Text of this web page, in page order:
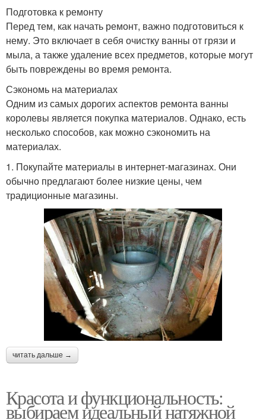
Подготовка к ремонту
Перед тем, как начать ремонт, важно подготовиться к
нему. Это включает в себя очистку ванны от грязи и
мыла, а также удаление всех предметов, которые могут
быть повреждены во время ремонта.
Сэкономь на материалах
Одним из самых дорогих аспектов ремонта ванны
королевы является покупка материалов. Однако, есть
несколько способов, как можно сэкономить на
материалах.
1. Покупайте материалы в интернет-магазинах. Они
обычно предлагают более низкие цены, чем
традиционные магазины.
читать дальше →
Красота и функциональность:
выбираем идеальный натяжной